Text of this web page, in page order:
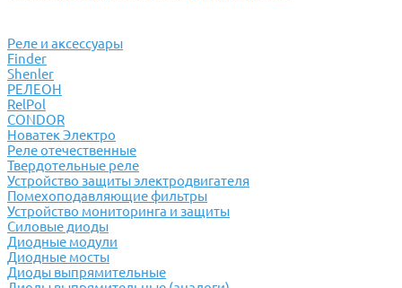
Реле и аксессуары
Finder
Shenler
РЕЛЕОН
RelPol
CONDOR
Новатек Электро
Реле отечественные
Твердотельные реле
Устройство защиты электродвигателя
Помехоподавляющие фильтры
Устройство мониторинга и защиты
Силовые диоды
Диодные модули
Диодные мосты
Диоды выпрямительные